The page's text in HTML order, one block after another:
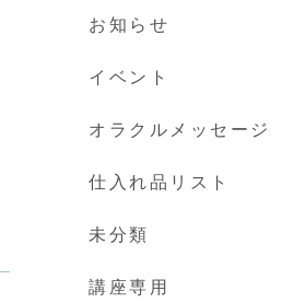
お知らせ
イベント
オラクルメッセージ
仕入れ品リスト
未分類
講座専用